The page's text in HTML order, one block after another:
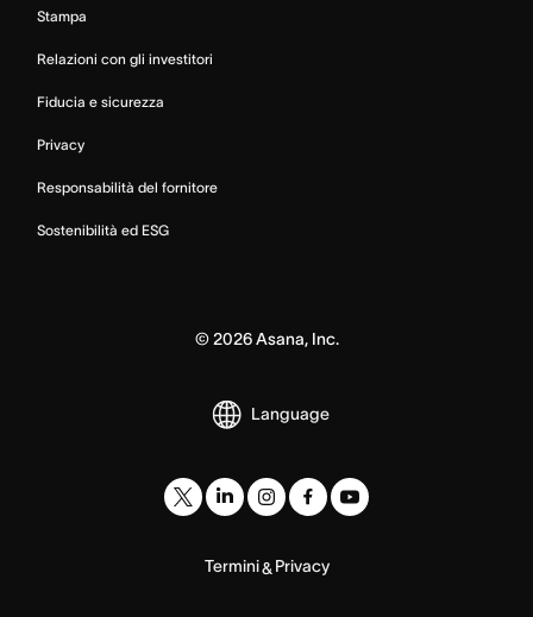
Stampa
Relazioni con gli investitori
Fiducia e sicurezza
Privacy
Responsabilità del fornitore
Sostenibilità ed ESG
©2026Asana, Inc.
Language
Termini& Privacy